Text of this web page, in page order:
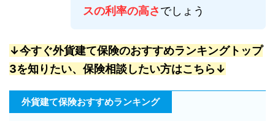
スの利率の高さでしょう
↓今すぐ外貨建て保険のおすすめランキングトップ
3を知りたい、保険相談したい方はこちら↓
外貨建て保険おすすめランキング